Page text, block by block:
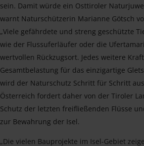
sein. Damit würde ein Osttiroler
warnt Naturschützerin Marianne Götsch
„Viele gefährdete und streng geschützte
wie der Flussuferläufer oder die
wertvollen Rückzugsort. Jedes weitere
Gesamtbelastung für das einzigartige
wird der Naturschutz Schritt für Schritt
Österreich fordert daher von der Tiroler
Schutz der letzten freifließenden Flüsse
zur Bewahrung der Isel.
„Die vielen Bauprojekte im Isel-Gebiet